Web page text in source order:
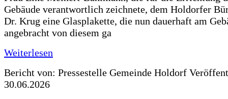
Gebäude verantwortlich zeichnete, dem Holdorfer
Dr. Krug eine Glasplakette, die nun dauerhaft am
angebracht von diesem ga
Weiterlesen
Bericht von: Pressestelle Gemeinde Holdorf
30.06.2026